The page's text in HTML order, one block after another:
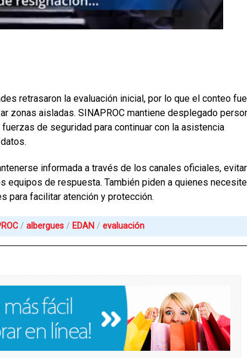
retrasaron la evaluación inicial, por lo que el conteo fue
zonas aisladas. SINAPROC mantiene desplegado
de seguridad para continuar con la asistencia
informada a través de los canales oficiales, evitar
equipos de respuesta. También piden a quienes
para facilitar atención y protección.
albergues EDAN evaluación